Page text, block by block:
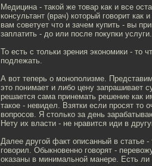
Медицина - такой же товар как и все
консультант (врач) который говорит
вам советует что и зачем купить - вы
заплатить - до или после покупки услуги.
То есть с тольки зрения экономики - то
подлежать.
А вот теперь о монополизме.
это понимает и либо цену запрашивает
решается сама принемать решение как
такое - невидел. Взятки если просят то
вопросов. Я столько за день
Нету их власти - не нравится иди в
Далее другой факт описанный в статье
говорил. Обыкновенно говорят -
оказаны в минимальной манере. Есть